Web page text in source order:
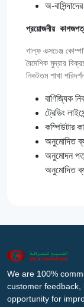
অ-
প্রয়োজনীয়
গাল্‌ফ এক্সচেঞ্জ
বৈদেশিক মুদ্রার
নিকটতম শাখা
বাণিজ্যিক
ট্রেডিং
কম্পিউটার
অনুমোদিত
অনুমোদন
অনুমোদিত
We are 100%
customer feedback,
opportunity for